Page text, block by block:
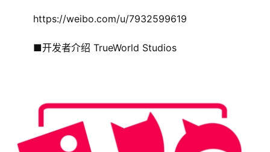
	https://weibo.com/u/7932599619
	■开发者介绍 TrueWorld Studios